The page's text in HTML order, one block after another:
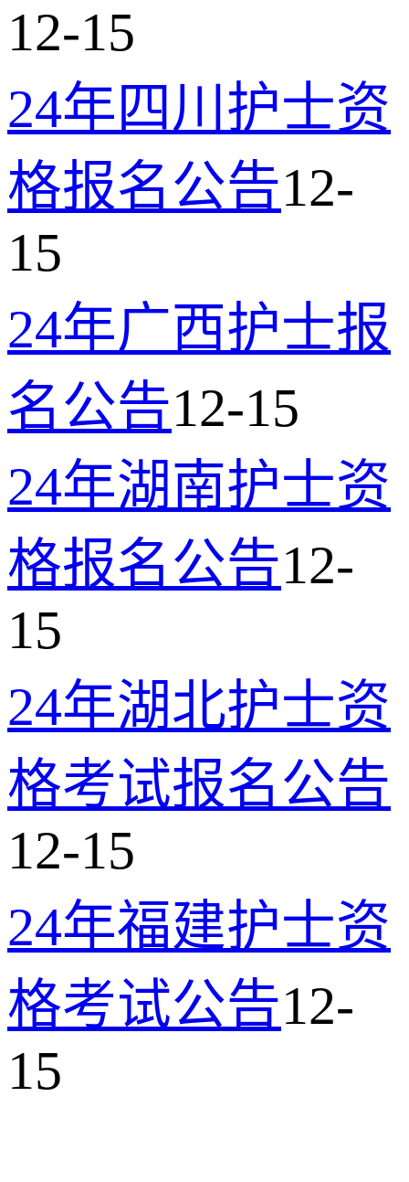
12-15
24年四川护士资
格报名公告12-
15
24年广西护士报
名公告12-15
24年湖南护士资
格报名公告12-
15
24年湖北护士资
格考试报名公告
12-15
24年福建护士资
格考试公告12-
15